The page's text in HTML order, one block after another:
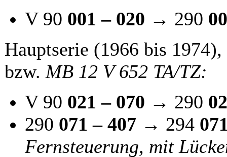
V 90 001 – 020 → 290
Hauptserie (1966 bis
bzw.MB 12 V 652 TA/TZ:
V 90 021 – 070 → 290
290 071 – 407 → 294
Fernsteuerung, mit